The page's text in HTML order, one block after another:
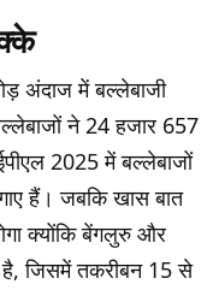
अंदाज में बल्लेबाजी
ने 24 हजार 657
2025 में बल्लेबाजों
हैं। जबकि खास बात
क्योंकि बेंगलुरु और
जिसमें तकरीबन 15 से